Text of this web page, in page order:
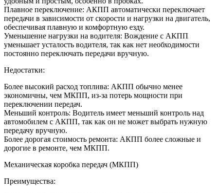
Плавное переключение: АКПП автоматически переключает
передачи в зависимости от скорости и нагрузки на двигатель,
обеспечивая плавную и комфортную езду.
Уменьшение нагрузки на водителя: Вождение с АКПП
уменьшает усталость водителя, так как нет необходимости
постоянно переключать передачи вручную.
Недостатки:
Более высокий расход топлива: АКПП обычно менее
экономичны, чем МКПП, из-за потерь мощности при
переключении передач.
Меньший контроль: Водитель имеет меньший контроль над
автомобилем с АКПП, так как он не может выбрать нужную
передачу вручную.
Более дорогая стоимость ремонта: АКПП более сложные и
дорогие в ремонте, чем МКПП.
Механическая коробка передач (МКПП)
Преимущества: